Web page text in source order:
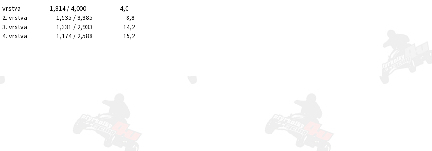
vrstva 1,814 / 4,000 4,0
2. vrstva 1,535 / 3,385 8,8
3. vrstva 1,331 / 2,933 14,2
4. vrstva 1,174 / 2,588 15,2